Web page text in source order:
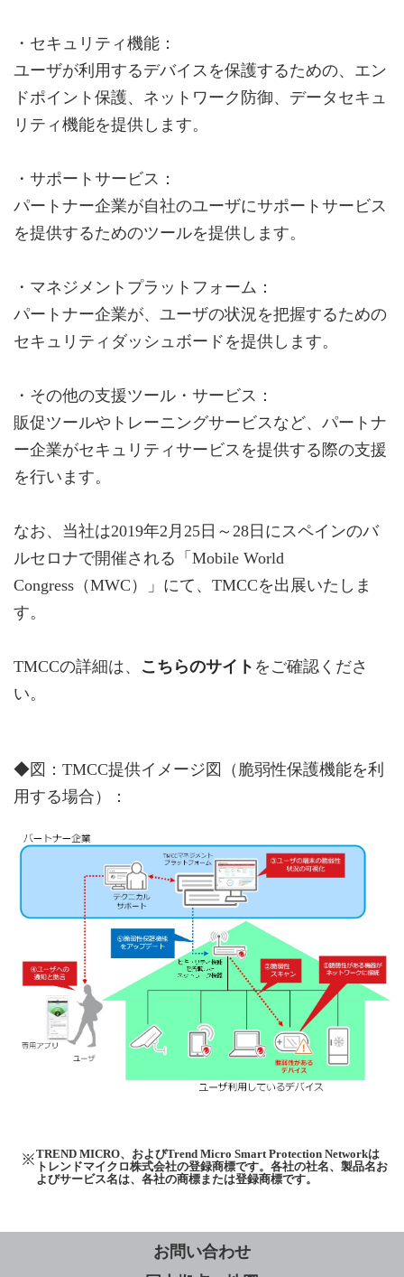
・セキュリティ機能：
ユーザが利用するデバイスを保護するための、エン
ドポイント保護、ネットワーク防御、データセキュ
リティ機能を提供します。
・サポートサービス：
パートナー企業が自社のユーザにサポートサービス
を提供するためのツールを提供します。
・マネジメントプラットフォーム：
パートナー企業が、ユーザの状況を把握するための
セキュリティダッシュボードを提供します。
・その他の支援ツール・サービス：
販促ツールやトレーニングサービスなど、パートナ
ー企業がセキュリティサービスを提供する際の支援
を行います。
なお、当社は2019年2月25日～28日にスペインのバ
ルセロナで開催される「Mobile World
Congress（MWC）」にて、TMCCを出展いたしま
す。
TMCCの詳細は、 こちらのサイト をご確認くださ
い。
◆図：TMCC提供イメージ図（脆弱性保護機能を利
用する場合）：
TREND MICRO、およびTrend Micro Smart Protection Networkは
トレンドマイクロ株式会社の登録商標です。各社の社名、製品名お
よびサービス名は、各社の商標または登録商標です。
お問い合わせ